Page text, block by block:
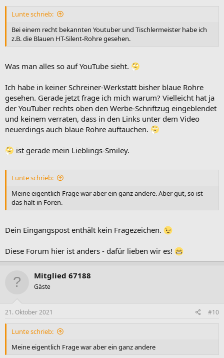
Lunte schrieb:
Bei einem recht bekannten Youtuber und Tischlermeister habe ich
z.B. die Blauen HT-Silent-Rohre gesehen.
Was man alles so auf YouTube sieht.
Ich habe in keiner Schreiner-Werkstatt bisher blaue Rohre
gesehen. Gerade jetzt frage ich mich warum? Vielleicht hat ja
der YouTuber rechts oben den Werbe-Schriftzug eingeblendet
und keinem verraten, dass in den Links unter dem Video
neuerdings auch blaue Rohre auftauchen.
ist gerade mein Lieblings-Smiley.
Lunte schrieb:
Meine eigentlich Frage war aber ein ganz andere. Aber gut, so ist
das halt in Foren.
Dein Eingangspost enthält kein Fragezeichen.
Diese Forum hier ist anders - dafür lieben wir es!
Mitglied 67188
Gäste
21. Oktober 2021 #10
Lunte schrieb:
Meine eigentlich Frage war aber ein ganz andere